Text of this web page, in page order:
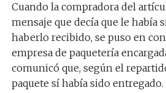
Cuando la compradora del
mensaje que decía que le había
haberlo recibido, se puso en
empresa de paquetería
comunicó que, según el
paquete sí había sido entregado.